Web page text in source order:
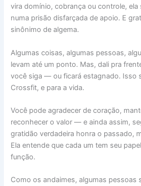
vira domínio, cobrança ou controle, ela
numa prisão disfarçada de apoio. E
sinônimo de algema.
Algumas coisas, algumas pessoas,
levam até um ponto. Mas, dali pra
você siga — ou ficará estagnado. Isso
Crossfit, e para a vida.
Você pode agradecer de coração,
reconhecer o valor — e ainda assim,
gratidão verdadeira honra o passado,
Ela entende que cada um tem seu
função.
Como os andaimes, algumas pessoas